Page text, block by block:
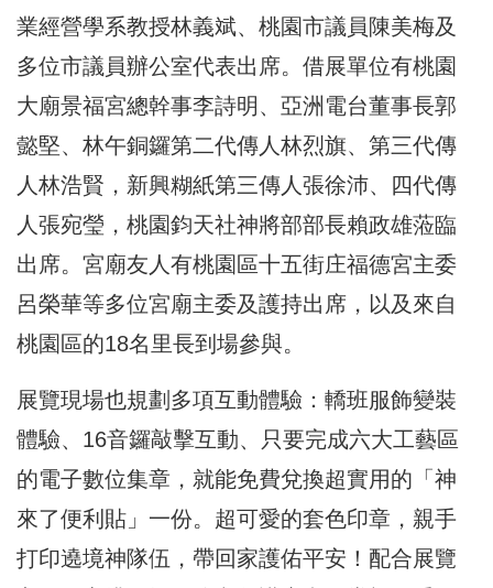
業經營學系教授林義斌、桃園市議員陳美梅及
多位市議員辦公室代表出席。借展單位有桃園
大廟景福宮總幹事李詩明、亞洲電台董事長郭
懿堅、林午銅鑼第二代傳人林烈旗、第三代傳
人林浩賢，新興糊紙第三傳人張徐沛、四代傳
人張宛瑩，桃園鈞天社神將部部長賴政雄蒞臨
出席。宮廟友人有桃園區十五街庄福德宮主委
呂榮華等多位宮廟主委及護持出席，以及來自
桃園區的18名里長到場參與。
展覽現場也規劃多項互動體驗：轎班服飾變裝
體驗、16音鑼敲擊互動、只要完成六大工藝區
的電子數位集章，就能免費兌換超實用的「神
來了便利貼」一份。超可愛的套色印章，親手
打印遶境神隊伍，帶回家護佑平安！配合展覽